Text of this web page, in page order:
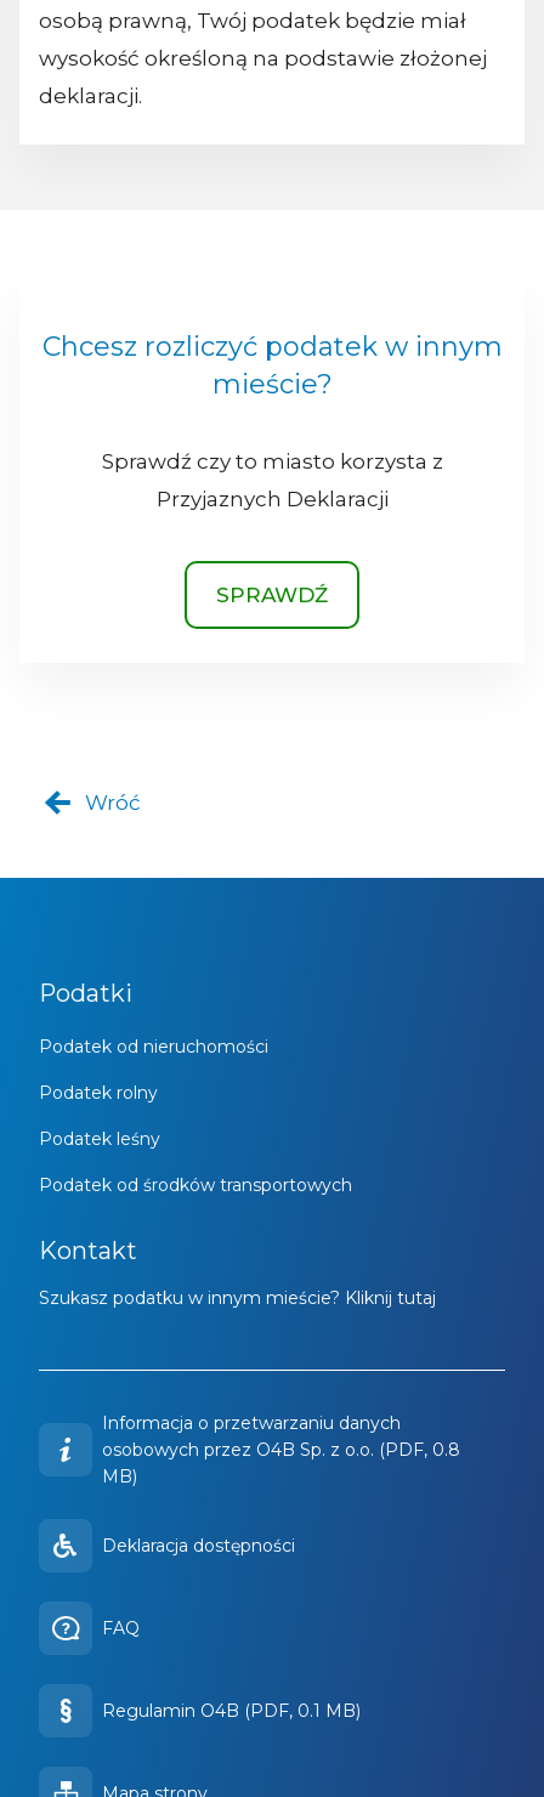
osobą prawną, Twój podatek będzie miał
wysokość określoną na podstawie złożonej
deklaracji.
Chcesz rozliczyć podatek w innym
mieście?
Sprawdź czy to miasto korzysta z
Przyjaznych Deklaracji
SPRAWDŹ
Wróć
Podatki
Podatek od nieruchomości
Podatek rolny
Podatek leśny
Podatek od środków transportowych
Kontakt
Szukasz podatku w innym mieście? Kliknij tutaj
Informacja o przetwarzaniu danych
osobowych przez O4B Sp. z o.o. (PDF, 0.8
MB)
Deklaracja dostępności
FAQ
Regulamin O4B (PDF, 0.1 MB)